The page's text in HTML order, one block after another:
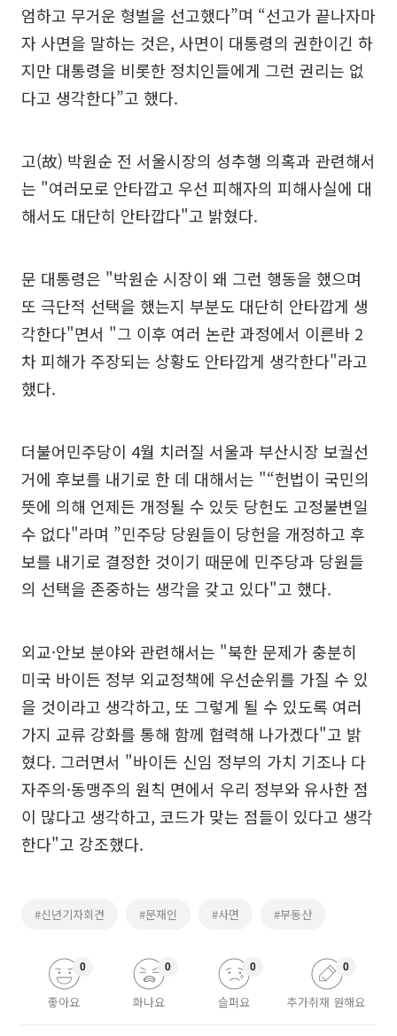
엄하고 무거운 형벌을 선고했다”며 “선고가 끝나자마
자 사면을 말하는 것은, 사면이 대통령의 권한이긴 하
지만 대통령을 비롯한 정치인들에게 그런 권리는 없
다고 생각한다”고 했다.
고(故) 박원순 전 서울시장의 성추행 의혹과 관련해서
는 "여러모로 안타깝고 우선 피해자의 피해사실에 대
해서도 대단히 안타깝다"고 밝혔다.
문 대통령은 "박원순 시장이 왜 그런 행동을 했으며
또 극단적 선택을 했는지 부분도 대단히 안타깝게 생
각한다"면서 "그 이후 여러 논란 과정에서 이른바 2
차 피해가 주장되는 상황도 안타깝게 생각한다"라고
했다.
더불어민주당이 4월 치러질 서울과 부산시장 보궐선
거에 후보를 내기로 한 데 대해서는 "“헌법이 국민의
뜻에 의해 언제든 개정될 수 있듯 당헌도 고정불변일
수 없다"라며 ”민주당 당원들이 당헌을 개정하고 후
보를 내기로 결정한 것이기 때문에 민주당과 당원들
의 선택을 존중하는 생각을 갖고 있다"고 했다.
외교·안보 분야와 관련해서는 "북한 문제가 충분히
미국 바이든 정부 외교정책에 우선순위를 가질 수 있
을 것이라고 생각하고, 또 그렇게 될 수 있도록 여러
가지 교류 강화를 통해 함께 협력해 나가겠다"고 밝
혔다. 그러면서 "바이든 신임 정부의 가치 기조나 다
자주의·동맹주의 원칙 면에서 우리 정부와 유사한 점
이 많다고 생각하고, 코드가 맞는 점들이 있다고 생각
한다"고 강조했다.
#신년기자회견 #문재인 #사면 #부동산
좋아요
0
화나요
0
슬퍼요
0
추가취재 원해요
0